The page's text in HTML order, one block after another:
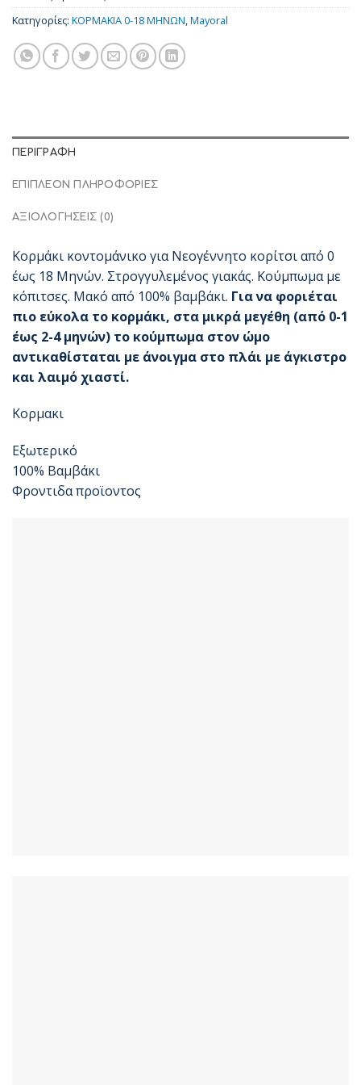
Κατηγορίες: ΚΟΡΜΑΚΙΑ 0-18 ΜΗΝΩΝ,Mayoral
ΠΕΡΙΓΡΑΦΉ
ΕΠΙΠΛΈΟΝ ΠΛΗΡΟΦΟΡΊΕΣ
ΑΞΙΟΛΟΓΉΣΕΙΣ (0)
Κορμάκι κοντομάνικο για Νεογέννητο κορίτσι από 0
έως 18 Μηνών. Στρογγυλεμένος γιακάς. Κούμπωμα με
κόπιτσες. Μακό από 100% βαμβάκι. Για να φοριέται
πιο εύκολα το κορμάκι, στα μικρά μεγέθη (από 0-1
έως 2-4 μηνών) το κούμπωμα στον ώμο
αντικαθίσταται με άνοιγμα στο πλάι με άγκιστρο
και λαιμό χιαστί.
Κορμακι
Εξωτερικό
100% Βαμβάκι
Φροντιδα προϊοντος